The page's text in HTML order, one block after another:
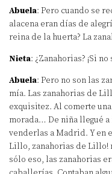
Abuela: Pero cuando se
alacena eran días de
reina de la huerta? La
Nieta: ¿Zanahorias? ¡Si
Abuela: Pero no son las
mía. Las zanahorias de
exquisitez. Al comerte
morada… De niña llegué
venderlas a Madrid. Y en
Lillo, zanahorias de Lillo!
sólo eso, las zanahorias